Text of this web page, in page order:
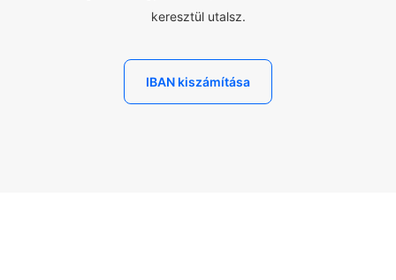
keresztül utalsz.
IBAN kiszámítása